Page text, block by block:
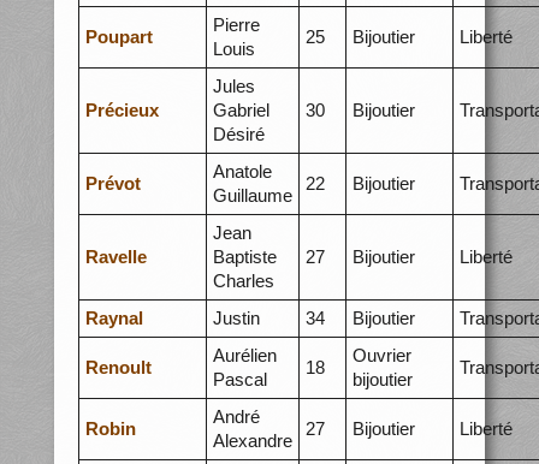
Poupart
Pierre
Louis
25 Bijoutier Liberté
Précieux
Jules
Gabriel
Désiré
30 Bijoutier
Prévot
Anatole
Guillaume
22 Bijoutier
Ravelle
Jean
Baptiste
Charles
27 Bijoutier Liberté
Raynal Justin 34 Bijoutier
Renoult
Aurélien
Pascal
18
Ouvrier
bijoutier
Robin
André
Alexandre
27 Bijoutier Liberté